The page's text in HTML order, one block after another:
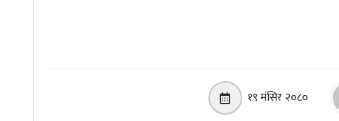
१९ मंसिर २०८०